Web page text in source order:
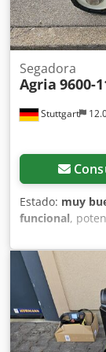
Stuttgart
Segadora
Agria 9600-
Estado: muy
funcional,
engranaje:otro
112 ¡¡¡ 2ª
Tjcfjf Oruga
plataforma de
9600-112 es
según el